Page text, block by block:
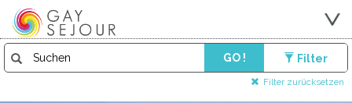
GO ! Filter
Filter zurücksetzen